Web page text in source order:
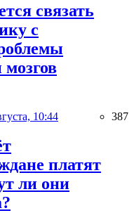
связать
с
мозгов
10:44 387
платят
ли они